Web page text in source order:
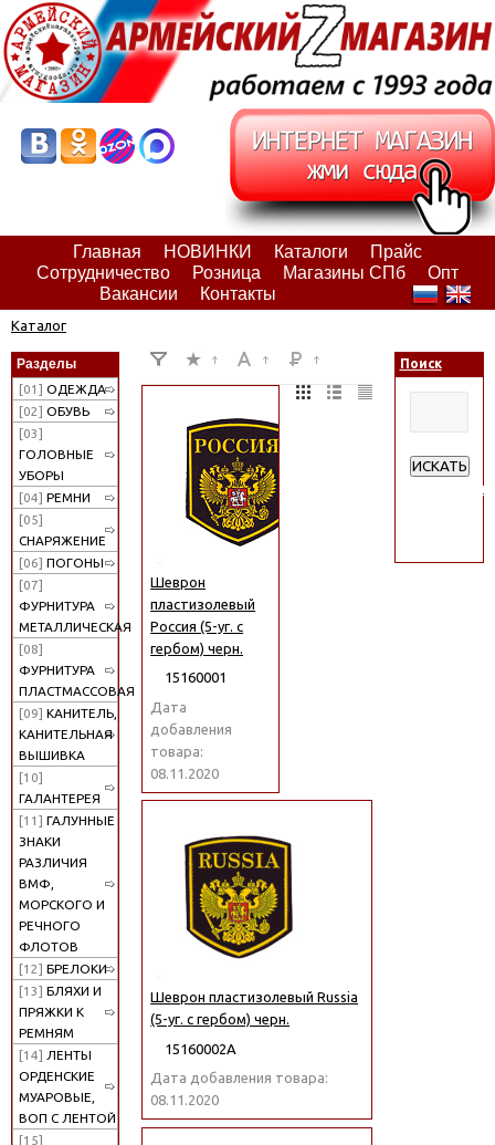
Главная НОВИНКИ Каталоги
Прайс
Сотрудничество
Розница Магазины СПб
Опт
Вакансии
Контакты
Каталог
Разделы
[01] ОДЕЖДА
[02] ОБУВЬ
[03]
ГОЛОВНЫЕ
УБОРЫ
[04] РЕМНИ
[05]
СНАРЯЖЕНИЕ
[06] ПОГОНЫ
[07]
ФУРНИТУРА
МЕТАЛЛИЧЕСКАЯ
[08]
ФУРНИТУРА
ПЛАСТМАССОВАЯ
[09] КАНИТЕЛЬ,
КАНИТЕЛЬНАЯ
ВЫШИВКА
[10]
ГАЛАНТЕРЕЯ
[11] ГАЛУННЫЕ
ЗНАКИ
РАЗЛИЧИЯ
ВМФ,
МОРСКОГО И
РЕЧНОГО
ФЛОТОВ
[12] БРЕЛОКИ
[13] БЛЯХИ И
ПРЯЖКИ К
РЕМНЯМ
[14] ЛЕНТЫ
ОРДЕНСКИЕ
МУАРОВЫЕ,
ВОП С ЛЕНТОЙ
[15]
Шеврон
пластизолевый
Россия (5-уг. с
гербом) черн.
15160001
Дата
добавления
товара:
08.11.2020
Шеврон пластизолевый Russia
(5-уг. с гербом) черн.
15160002А
Дата добавления товара:
08.11.2020
Поиск
ИСКАТЬ